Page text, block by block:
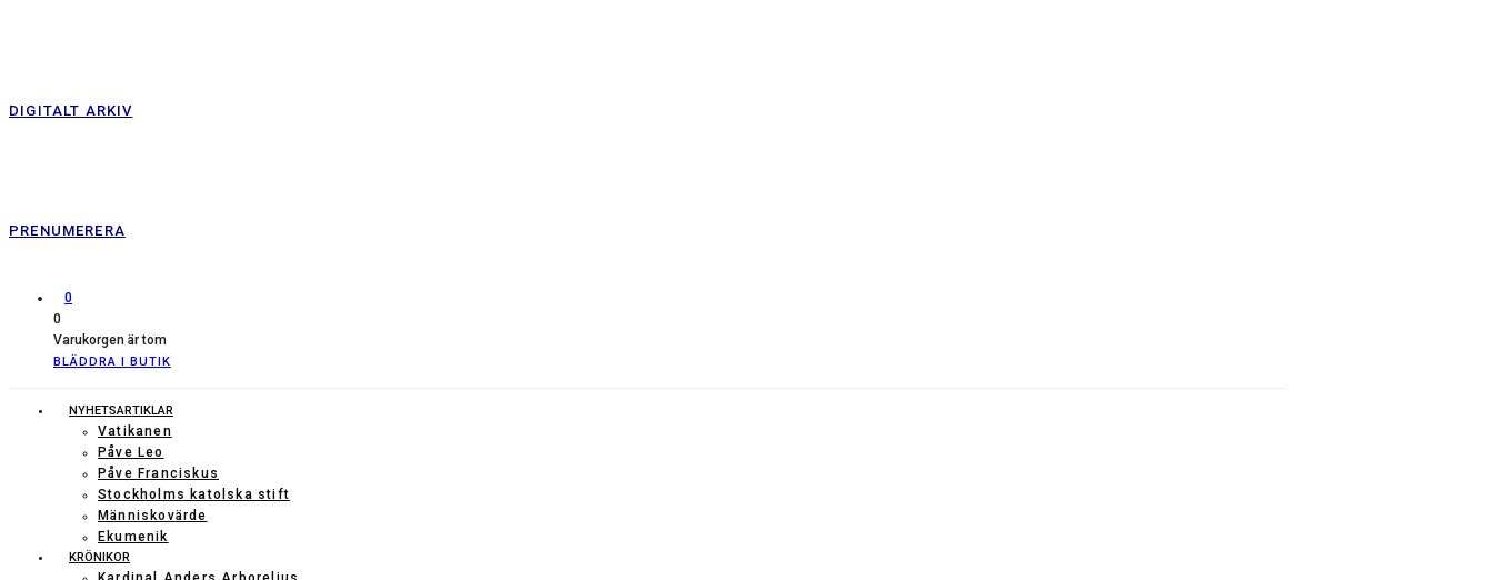
DIGITALT ARKIV
PRENUMERERA
0
0
Varukorgen är tom
BLÄDDRA I BUTIK
NYHETSARTIKLAR
Vatikanen
Påve Leo
Påve Franciskus
Stockholms katolska stift
Människovärde
Ekumenik
KRÖNIKOR